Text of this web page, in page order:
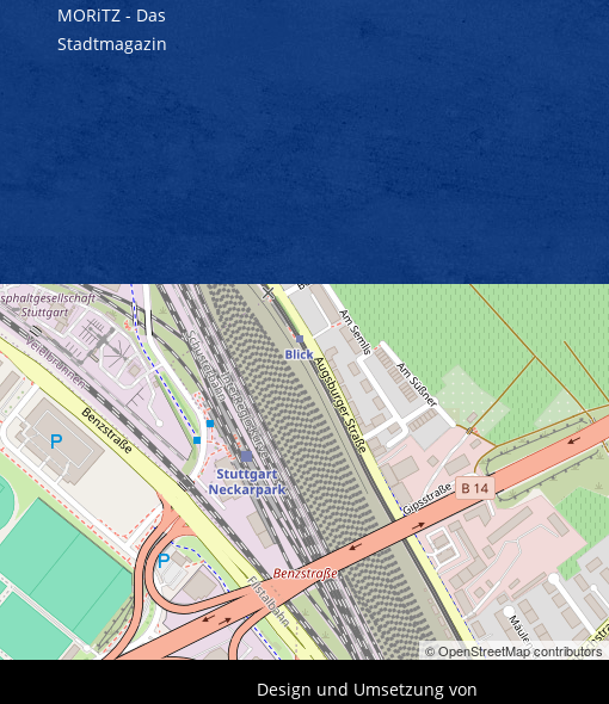
MORiTZ - Das
Stadtmagazin
© OpenStreetMap contributors
Design und Umsetzung von